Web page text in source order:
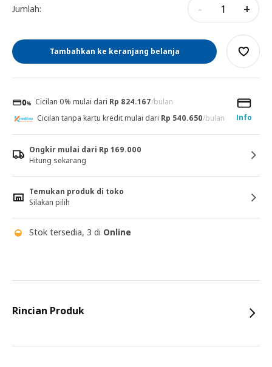
Jumlah: - +
Tambahkan ke keranjang belanja
Cicilan 0% mulai dari Rp 824.167/bulan
Info
Cicilan tanpa kartu kredit mulai dari Rp 540.650/bulan
Ongkir mulai dari Rp 169.000
Hitung sekarang
Temukan produk di toko
Silakan pilih
Stok tersedia, 3 di Online
Rincian Produk